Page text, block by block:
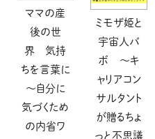
ママの産
後の世
界 気持
ちを言葉に
～自分に
気づくため
の内省ワ
ミモザ姫と
宇宙人バ
ボ ～キ
ャリアコン
サルタント
が贈るちょ
っと不思議